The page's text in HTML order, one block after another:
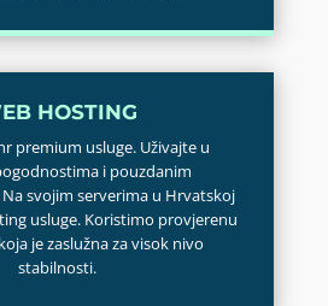
HOSTING
premium usluge. Uživajte u
i pouzdanim
svojim serverima u Hrvatskoj
usluge. Koristimo provjerenu
je zaslužna za visok nivo
stabilnosti.